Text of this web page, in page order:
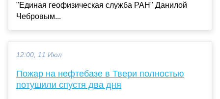
"Единая геофизическая служба РАН" Данилой
Чебровым...
12:00, 11 Июл
Пожар на нефтебазе в Твери полностью
потушили спустя два дня